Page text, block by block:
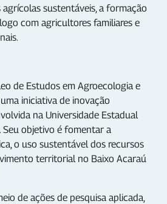
sustentáveis, a formação
com agricultores familiares e
de Estudos em Agroecologia e
iniciativa de inovação
na Universidade Estadual
Seu objetivo é fomentar a
o uso sustentável dos recursos
territorial no Baixo Acaraú
de ações de pesquisa aplicada,